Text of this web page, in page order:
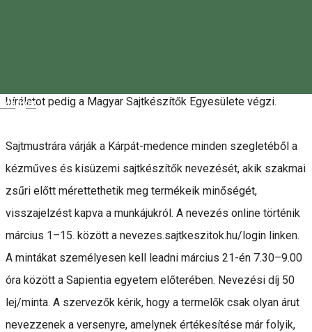
Magyar
bírálatot pedig a Magyar Sajtkészítők Egyesülete végzi.
Sajtmustrára várják a Kárpát-medence minden szegletéből a
kézműves és kisüzemi sajtkészítők nevezését, akik szakmai
zsűri előtt mérettethetik meg termékeik minőségét,
visszajelzést kapva a munkájukról. A nevezés online történik
március 1–15. között a nevezes.sajtkeszitok.hu/login linken.
A mintákat személyesen kell leadni március 21-én 7.30–9.00
óra között a Sapientia egyetem előterében. Nevezési díj 50
lej/minta. A szervezők kérik, hogy a termelők csak olyan árut
nevezzenek a versenyre, amelynek értékesítése már folyik,